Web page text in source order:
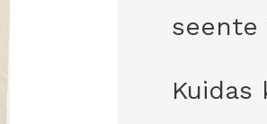
Kuidas